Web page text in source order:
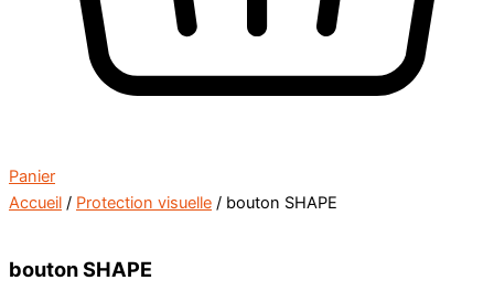
Panier
Accueil / Protection visuelle / bouton SHAPE
bouton SHAPE